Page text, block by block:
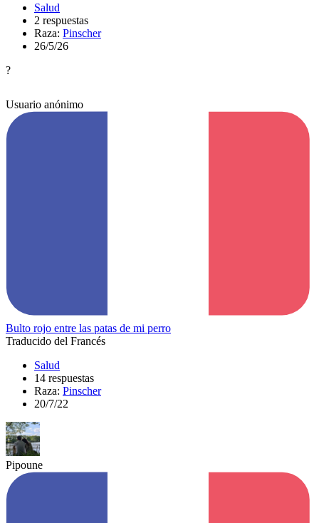
Salud
2 respuestas
Raza: Pinscher
26/5/26
?
Usuario anónimo
Bulto rojo entre las patas de mi perro
Traducido del Francés
Salud
14 respuestas
Raza: Pinscher
20/7/22
Pipoune